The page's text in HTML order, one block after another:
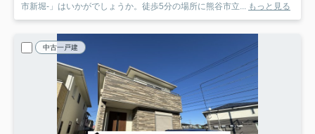
市新堀-」はいかがでしょうか。徒歩5分の場所に熊谷市立... もっと見る
中古一戸建